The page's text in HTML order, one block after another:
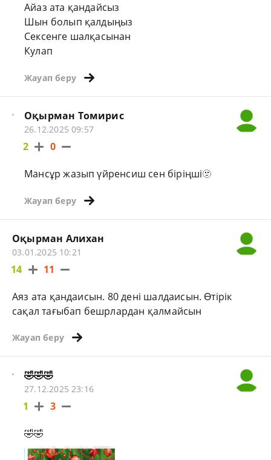
Айаз ата қандайсыз
Шын болып қалдыңыз
Сексенге шалқасынан
Кулап
Жауап беру
Оқырман Томирис
26.12.2025 09:57
2 0
Мансұр жазып үйренсиш сен біріңші🫥
Жауап беру
Оқырман Алихан
03.01.2025 10:21
14 11
Аяз ата қандаисын. 80 дені шалдаисын. Өтірік
сақал тағыбап бешрлардан қалмайсын
Жауап беру
🤣🤣🤣
27.12.2025 23:16
1 3
🤣🤣